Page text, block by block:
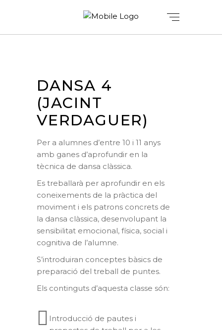
DANSA 4
(JACINT
VERDAGUER)
Per a alumnes d’entre 10 i 11 anys
amb ganes d’aprofundir en la
tècnica de dansa clàssica.
Es treballarà per aprofundir en els
coneixements de la pràctica del
moviment i els patrons concrets de
la dansa clàssica, desenvolupant la
sensibilitat emocional, física, social i
cognitiva de l’alumne.
S’introduiran conceptes bàsics de
preparació del treball de puntes.
Els continguts d’aquesta classe són:
Introducció de pautes i